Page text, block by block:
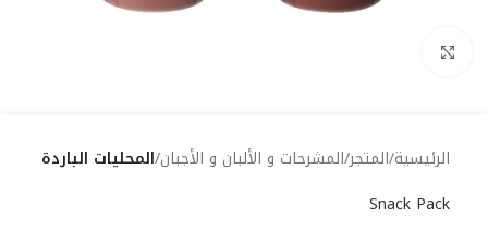
الرئيسية المتجر المشرحات و الألبان و الأجبان المحليات الباردة
Snack Pack